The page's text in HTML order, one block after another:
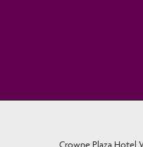
Crowne Plaza Hotel